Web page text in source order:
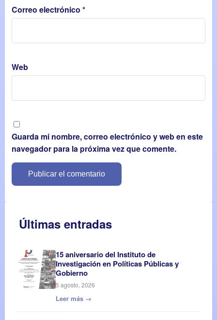
Correo electrónico *
Web
Guarda mi nombre, correo electrónico y web en este
navegador para la próxima vez que comente.
Últimas entradas
15 aniversario del Instituto de
Investigación en Políticas Públicas y
Gobierno
5 agosto, 2026
Leer más →